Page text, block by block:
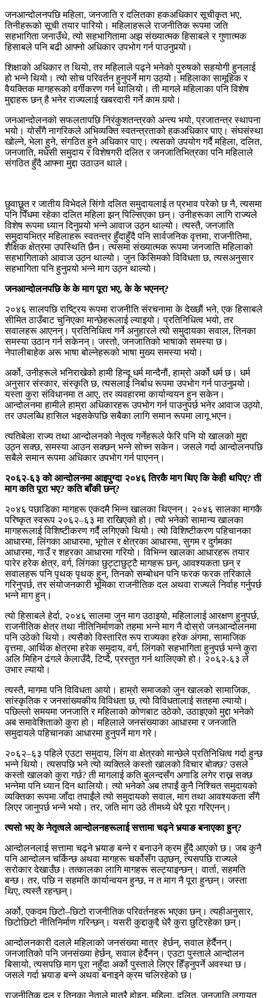
जनआन्दोलनपछि महिला, जनजाति र दलितका हकअधिकार सूचीकृत भए,
तिनीहरूको सूची तयार पारियो। महिलाहरूले राजनीतिक रूपमा जति
सहभागिता जनाउँथे, त्यो सहभागितामा अझ संख्यात्मक हिसाबले र गुणात्मक
हिसाबले पनि बढी आफ्नो अधिकार उपभोग गर्न पाउनुपर्‍यो।
शिक्षाको अधिकार त थियो, तर महिलाले पढ्ने भनेको पुरुषको सहयोगी हुनलाई
हो भन्ने थियो। त्यो सोच परिवर्तन हुनुपर्ने माग उठ्यो। महिलाका सामूहिक र
वैयक्तिक मागहरूको वर्गीकरण गर्न थालियो। ती मागले महिलाका पनि विशेष
मुद्दाहरू छन् है भनेर राज्यलाई खबरदारी गर्ने काम गर्‍यो।
जनआन्दोलनको सफलतापछि निरंकुशतन्त्रको अन्त्य भयो, प्रजातन्त्र स्थापना
भयो। योसँगै नागरिकले अभिव्यक्ति स्वतन्त्रताको हकअधिकार पाए। संघसंस्था
खोल्ने, भेला हुने, संगठित हुने अधिकार पाए। त्यसको उपयोग गर्दै महिला, दलित,
जनजाति, मधेसी समुदाय र विशेषगरी दलित र जनजातिभित्रका पनि महिलाले
संगठित हुँदै आफ्ना मुद्दा उठाउन थाले।
छुवाछूत र जातीय विभेदले सिंगो दलित समुदायलाई त प्रभाव परेको छ नै, त्यसमा
पनि पिँधमा रहेका दलित महिला झन् पिल्सिएका छन्। उनीहरूका लागि राज्यले
विशेष रूपमा ध्यान दिनुपर्‍यो भन्ने आवाज उठ्न थाल्यो। त्यस्तै, जनजाति
समुदायभित्र महिलाहरू स्वतन्त्र हुँदाहुँदै पनि सार्वजनिक वृत्तमा, राजनीतिमा,
शैक्षिक क्षेत्रमा उपस्थिति छैन। त्यसमा संख्यात्मक रूपमा जनजाति महिलाको
सहभागिताको आवाज उठ्न थाल्यो। जुन किसिमको विविधता छ, त्यसअनुसार
सहभागिता पनि हुनुपर्‍यो भन्ने माग उठ्न थाल्यो।
जनआन्दोलनपछि के के माग पूरा भए, के के भएनन्?
२०४६ सालपछि राष्ट्रिय रूपमा राजनीति संरचनामा के देख्छाैं भने, एक हिसाबले
सीमित ठाउँबाट चुनिएका मान्छेहरूलाई ल्याइयो। प्रतिनिधित्व भयो, तर
सवालहरू आएनन्। प्रतिनिधित्व गर्ने अनुहारले त्यो समुदायका सवाल, तिनका
समस्या उठान गर्न सकेनन्। जस्तो, जनजातिको भाषाको समस्या छ।
नेपालीबाहेक अरू भाषा बोल्नेहरूको भाषा मुख्य समस्या भयो।
अर्को, उनीहरूले भनिराखेको हामी हिन्दू धर्म मान्दैनाै‌ं, हाम्रो अर्को धर्म छ। धर्म
अनुसार संस्कार, संस्कृति छ, त्यसलाई निर्बाध रूपमा उपभोग गर्न पाउनुपर्‍यो।
यस्ता कुरा संविधानमा त आए, तर व्यवहारमा कार्यान्वयन हुन सकेन।
आन्दोलनमा हामीले हाम्रा अधिकारहरू उपभोग गर्न पाउनुपर्छ भनेर आवाज उठ्यो,
तर उपलब्धि हासिल भइसकेपछि सबैका लागि समान रूपमा लागू भएन।
त्यतिबेला राज्य तथा आन्दोलनको नेतृत्व गर्नेहरूले फेरि पनि यो खालको मुद्दा
उठ्न सक्छ, समस्या आउन सक्छन् भन्ने सोच्न सकेन। जसले गर्दा आन्दोलनपछि
सबैले समान रूपमा अधिकार उपभोग गर्न पाएनन्।
२०६२-६३ को आन्दोलनमा आइपुग्दा २०४६ तिरकै माग थिए कि केही थपिए? ती
माग कति पूरा भए? कति बाँकी छन्?
२०४६ पछाडिका मागहरू एकदमै भिन्न खालका थिएनन्। २०४६ सालका मागकै
परिष्कृत स्वरूप २०६२–६३ मा राखिएको हो। त्यो भनेको सामान्य खालका
मागहरूलाई विशिष्टीकरण गर्दै लगिएको थियो। त्यो विशिष्टीकरण पहिचानका
आधारमा, लिंगका आधारमा, भूगोल र क्षेत्रका आधारमा, सुगम र दुर्गमका
आधारमा, गाउँ र शहरका आधारमा गरियो। विभिन्न खालका आधारहरू तयार
पारेर हरेक क्षेत्र, वर्ग, लिंगका छुट्टाछुट्टै मागहरू छन्, आवश्यकता छन् र
सवालहरू पनि पृथक् पृथक् हुन्, तिनको सम्बोधन पनि फरक फरक तरिकाले
गरिनुपर्छ, तर संयोजनकारी भूमिका राजनीतिक दल अथवा राज्यले निर्वाह गर्नुपर्छ
भन्ने माग हुन्।
त्यो हिसाबले हेर्दा, २०४६ सालमा जुन माग उठाइयो, महिलालाई आरक्षण हुनुपर्छ,
राजनीतिक क्षेत्र तथा नीतिनिर्माणको तहमा भन्ने माग नै दोस्रो जनआन्दोलनमा
पनि उठेको थियो। त्यसैको विस्तारित रूप राज्यका हरेक अंगमा, सामाजिक
वृत्तमा, आर्थिक क्षेत्रमा हरेक समुदाय, वर्ग, लिंगको सहभागिता हुनुपर्छ भन्ने कुरा
अलि मिहिन ढंगले केलाउँदै, टिप्दै, प्रस्तुत गर्न थालिएको हो। २०६२-६३ ले
उभार ल्यायो।
त्यस्तै, मागमा पनि विविधता आयो। हाम्रो समाजको जुन खालको सामाजिक,
सांस्कृतिक र जनसांख्यकीय विविधता छ, त्यो विविधतालाई सतहमा ल्यायो।
पछिल्लो समयमा जनजाति र महिलाको कोणबाट उठेको, उठाइएको मुद्दा भनेको
अब समावेशिताको कुरा हो। महिलाले जनसंख्याका आधारमा र जनजाति
समुदायले पहिचानका आधारमा हुनुपर्ने माग गरे।
२०६२–६३ पहिले एउटा समुदाय, लिंग वा क्षेत्रको मान्छेले प्रतिनिधित्व गर्दा हुन्छ
भन्ने थियो। त्यसपछि भने त्यो व्यक्तिले कस्तो खालको विचार बोक्छ? उसले
कस्तो खालको कुरा गर्छ? ती मागलाई कति बुलन्दसँग अगाडि लगेर राख्न सक्छ
भन्नेमा पनि ध्यान दिन थालियो। त्यो भनेको अब तपाईं कुनै निश्चित समुदायको
व्यक्तिका रूपमा जाँदा तपाईंले त्यो समुदायको सवाल, माग तथा आवश्यकता सँगै
लिएर जानुपर्छ भन्ने भयो। तर, जति माग उठे तीमध्ये धेरै पूरा गरिएनन्।
त्यसो भए के नेतृत्वले आन्दोलनहरूलाई सत्तामा चढ्ने भर्‍याङ बनाएका हुन्?
आन्दोलनलाई सत्तामा चढ्ने भर्‍याङ बन्ने र बनाउने क्रम हुँदै आएको छ। जब कुनै
पनि आन्दोलन चर्किन्छ अथवा मागहरू चर्कोसँग उठ्छन्, त्यसपछि राज्यले
सरोकार देखाउँछ। तत्कालका लागि मागहरू सल्ट्याइन्छन्। वार्ता, सहमति
बन्छ। तर, पछि न सहमति कार्यान्वयन हुन्छ, न त माग नै पूरा हुन्छन्। जस्ता
थिए, त्यस्तै रहन्छन्।
अर्को, एकदम छिटो–छिटो राजनीतिक परिवर्तनहरू भएका छन्। त्यहीअनुसार,
छिटोछिटो नीतिनिर्माण गरिन्छन्। यसरी कुद्दाकुद्दै धेरै कुरा छुटिरहेका छन्।
आन्दोलनकारी दलले महिलाको जनसंख्या मात्र हेर्छन्, सवाल हेर्दैनन्।
जनजातिको पनि जनसंख्या हेर्छन्, सवाल हेर्दैनन्। एउटा पुस्ताले आन्दोलन
बिसायो, त्यसपछि माग पूरा नहुँदा अर्को पुस्ताले लिएर हिँड्नुपर्ने अवस्था छ।
जसले गर्दा भर्‍याङ बन्ने अथवा बनाइने क्रम चलिरहेको छ।
राजनीतिक दल र तिनका नेताले मात्रै होइन, महिला, दलित, जनजाति लगायत